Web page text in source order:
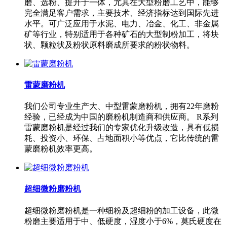
磨、选粉、提升于一体，尤其在大型粉磨工艺中，能够
完全满足客户需求，主要技术、经济指标达到国际先进
水平。可广泛应用于水泥、电力、冶金、化工、非金属
矿等行业，特别适用于各种矿石的大型制粉加工，将块
状、颗粒状及粉状原料磨成所要求的粉状物料。
雷蒙磨粉机
我们公司专业生产大、中型雷蒙磨粉机，拥有22年磨粉
经验，已经成为中国的磨粉机制造商和供应商。 R系列
雷蒙磨粉机是经过我们的专家优化升级改造，具有低损
耗、投资小、环保、占地面积小等优点，它比传统的雷
蒙磨粉机效率更高。
超细微粉磨粉机
超细微粉磨粉机是一种细粉及超细粉的加工设备，此微
粉磨主要适用于中、低硬度，湿度小于6%，莫氏硬度在